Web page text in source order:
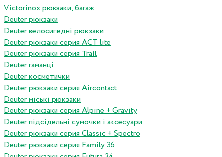
Victorinox рюкзаки, багаж
Deuter рюкзаки
Deuter велосипедні рюкзаки
Deuter рюкзаки серия ACT lite
Deuter рюкзаки серия Trail
Deuter гаманці
Deuter косметички
Deuter рюкзаки серия Aircontact
Deuter міські рюкзаки
Deuter рюкзаки серия Alpine + Gravity
Deuter підсідельні сумочки і аксесуари
Deuter рюкзаки серия Classic + Spectro
Deuter рюкзаки серия Family 36